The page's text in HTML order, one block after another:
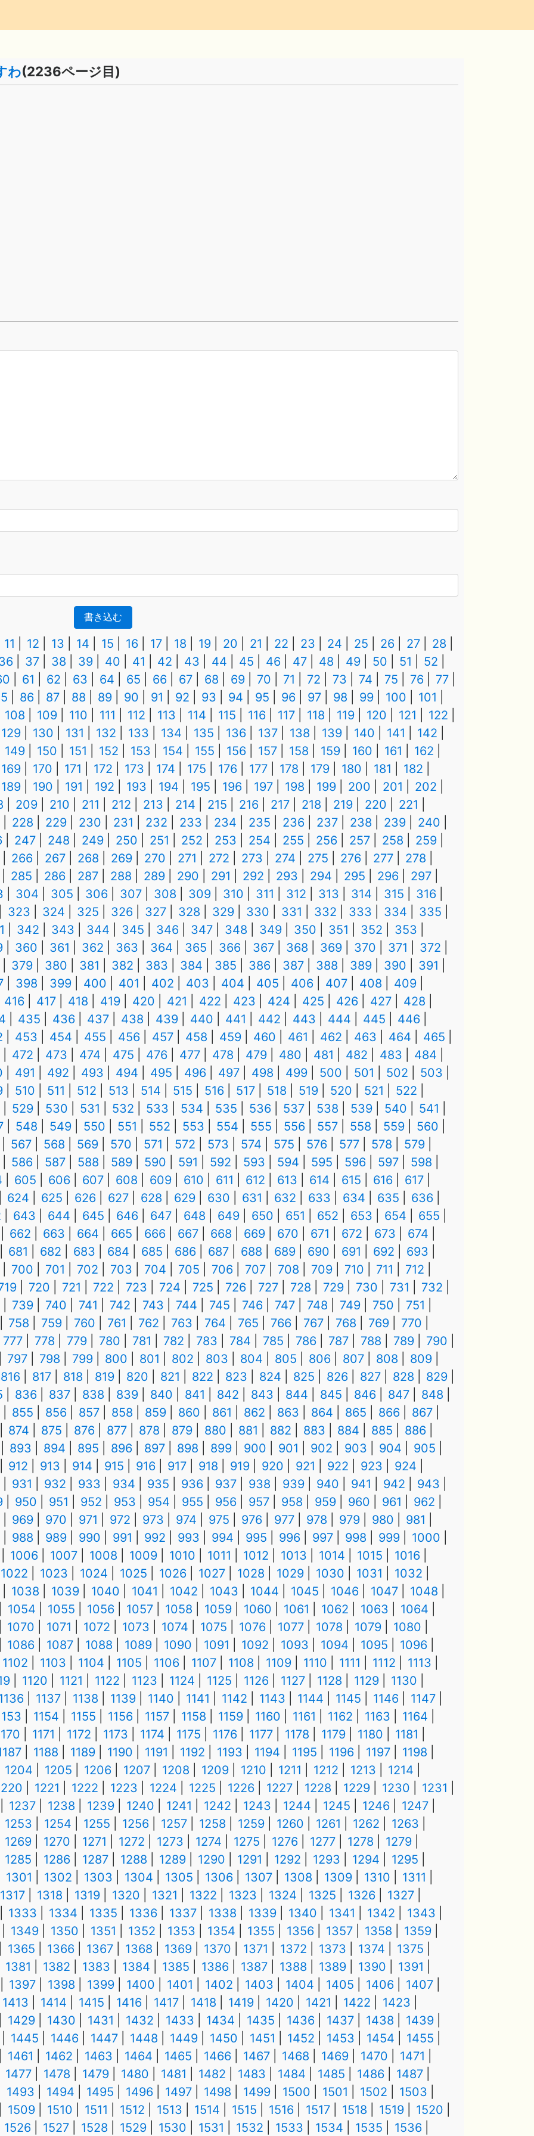
わ(2236ページ目)
書き込む
11 12 13 14 15 16 17 18 19 20 21 22 23 24 25 26 27
28
37 38 39 40 41 42 43 44 45 46 47 48 49 50 51
52
61 62 63 64 65 66 67 68 69 70 71 72 73 74 75 76
77
86 87 88 89 90 91 92 93 94 95 96 97 98 99 100
101
108
109 110 111 112 113 114 115 116 117 118 119 120 121
122
129
130 131 132 133 134 135 136 137 138 139 140 141
142
149
150 151 152 153 154 155 156 157 158 159 160 161
162
169
170 171 172 173 174 175 176 177 178 179 180 181
182
189
190 191 192 193 194 195 196 197 198 199 200 201
202
209 210 211 212 213 214 215 216 217 218 219 220
221
228
229 230 231 232 233 234 235 236 237 238 239
240
247 248 249 250 251 252 253 254 255 256 257 258
259
266
267 268 269 270 271 272 273 274 275 276 277
278
285
286 287 288 289 290 291 292 293 294 295 296
297
304 305 306 307 308 309 310 311 312 313 314 315
316
323
324 325 326 327 328 329 330 331 332 333 334
335
342 343 344 345 346 347 348 349 350 351 352
353
360 361 362 363 364 365 366 367 368 369 370 371
372
379
380 381 382 383 384 385 386 387 388 389 390
391
398 399 400 401 402 403 404 405 406 407 408
409
416
417 418 419 420 421 422 423 424 425 426 427
428
435 436 437 438 439 440 441 442 443 444 445
446
453 454 455 456 457 458 459 460 461 462 463 464
465
472
473 474 475 476 477 478 479 480 481 482 483
484
491 492 493 494 495 496 497 498 499 500 501 502
503
510 511 512 513 514 515 516 517 518 519 520 521
522
529
530 531 532 533 534 535 536 537 538 539 540
541
548 549 550 551 552 553 554 555 556 557 558 559
560
567
568 569 570 571 572 573 574 575 576 577 578
579
586
587 588 589 590 591 592 593 594 595 596 597
598
605 606 607 608 609 610 611 612 613 614 615 616
617
624
625 626 627 628 629 630 631 632 633 634 635
636
643 644 645 646 647 648 649 650 651 652 653 654
655
662
663 664 665 666 667 668 669 670 671 672 673
674
681
682 683 684 685 686 687 688 689 690 691 692
693
700
701 702 703 704 705 706 707 708 709 710 711
712
720 721 722 723 724 725 726 727 728 729 730 731
732
739
740 741 742 743 744 745 746 747 748 749 750
751
758
759 760 761 762 763 764 765 766 767 768 769
770
777
778 779 780 781 782 783 784 785 786 787 788 789
790
797
798 799 800 801 802 803 804 805 806 807 808
809
816
817 818 819 820 821 822 823 824 825 826 827 828
829
836 837 838 839 840 841 842 843 844 845 846 847
848
855
856 857 858 859 860 861 862 863 864 865 866
867
874
875 876 877 878 879 880 881 882 883 884 885
886
893
894 895 896 897 898 899 900 901 902 903 904
905
912
913 914 915 916 917 918 919 920 921 922 923
924
931
932 933 934 935 936 937 938 939 940 941 942
943
950 951 952 953 954 955 956 957 958 959 960 961
962
969
970 971 972 973 974 975 976 977 978 979 980
981
988
989 990 991 992 993 994 995 996 997 998 999
1000
1006
1007 1008 1009 1010 1011 1012 1013 1014 1015
1016
1022
1023 1024 1025 1026 1027 1028 1029 1030 1031
1032
1038
1039 1040 1041 1042 1043 1044 1045 1046 1047
1048
1054
1055 1056 1057 1058 1059 1060 1061 1062 1063
1064
1070
1071 1072 1073 1074 1075 1076 1077 1078 1079
1080
1086
1087 1088 1089 1090 1091 1092 1093 1094 1095
1096
1102
1103 1104 1105 1106 1107 1108 1109 1110 1111 1112
1113
1120 1121 1122 1123 1124 1125 1126 1127 1128 1129
1130
1137 1138 1139 1140 1141 1142 1143 1144 1145 1146
1147
1154 1155 1156 1157 1158 1159 1160 1161 1162 1163
1164
1171 1172 1173 1174 1175 1176 1177 1178 1179 1180
1181
1188 1189 1190 1191 1192 1193 1194 1195 1196 1197
1198
1204
1205 1206 1207 1208 1209 1210 1211 1212 1213
1214
1221 1222 1223 1224 1225 1226 1227 1228 1229 1230
1231
1237
1238 1239 1240 1241 1242 1243 1244 1245 1246
1247
1253
1254 1255 1256 1257 1258 1259 1260 1261 1262
1263
1269
1270 1271 1272 1273 1274 1275 1276 1277 1278
1279
1285
1286 1287 1288 1289 1290 1291 1292 1293 1294
1295
1301
1302 1303 1304 1305 1306 1307 1308 1309 1310
1311
1317
1318 1319 1320 1321 1322 1323 1324 1325 1326
1327
1333
1334 1335 1336 1337 1338 1339 1340 1341 1342
1343
1349
1350 1351 1352 1353 1354 1355 1356 1357 1358
1359
1365
1366 1367 1368 1369 1370 1371 1372 1373 1374
1375
1381
1382 1383 1384 1385 1386 1387 1388 1389 1390
1391
1397
1398 1399 1400 1401 1402 1403 1404 1405 1406
1407
1413
1414 1415 1416 1417 1418 1419 1420 1421 1422
1423
1429
1430 1431 1432 1433 1434 1435 1436 1437 1438
1439
1445
1446 1447 1448 1449 1450 1451 1452 1453 1454
1455
1461
1462 1463 1464 1465 1466 1467 1468 1469 1470
1471
1477
1478 1479 1480 1481 1482 1483 1484 1485 1486
1487
1493
1494 1495 1496 1497 1498 1499 1500 1501 1502
1503
1509
1510 1511 1512 1513 1514 1515 1516 1517 1518 1519
1520
1526
1527 1528 1529 1530 1531 1532 1533 1534 1535 1536